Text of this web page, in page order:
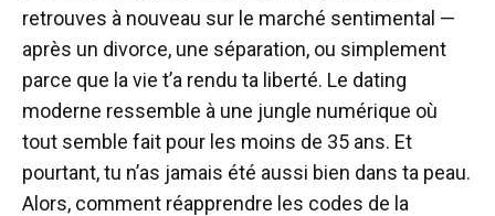
retrouves à nouveau sur le marché sentimental —
après un divorce, une séparation, ou simplement
parce que la vie t’a rendu ta liberté. Le dating
moderne ressemble à une jungle numérique où
tout semble fait pour les moins de 35 ans. Et
pourtant, tu n’as jamais été aussi bien dans ta peau.
Alors, comment réapprendre les codes de la